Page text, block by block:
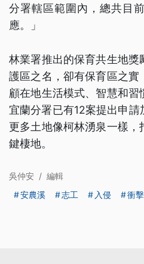
分署轄區範圍內，總共目
應。」
林業署推出的保育共生地獎
護區之名，卻有保育區之
顧在地生活模式、智慧和
宜蘭分署已有12案提出申
更多土地像柯林湧泉一樣，
鍵棲地。
吳仲安 / 編輯
安農溪
志工 入侵 衝擊